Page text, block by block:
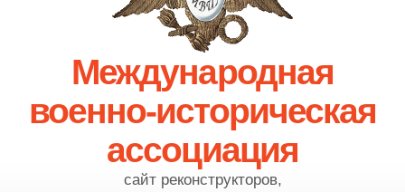
Международная
военно-историческая
ассоциация
сайт реконструкторов,